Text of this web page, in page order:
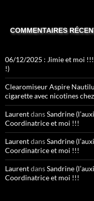
COMMENTAIRES
06/12/2025 : Jimie et moi !!!
!)
Clearomiseur Aspire
cigarette avec nicotines
LaurentdansSandrine
Coordinatrice et moi !!!
LaurentdansSandrine
Coordinatrice et moi !!!
LaurentdansSandrine
Coordinatrice et moi !!!